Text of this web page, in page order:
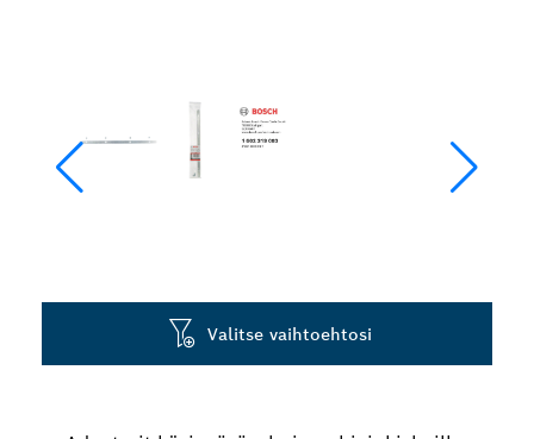
Valitse vaihtoehtosi